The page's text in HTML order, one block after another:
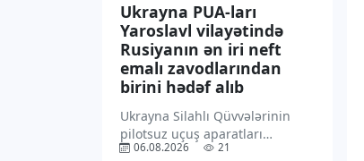
Ukrayna PUA-ları
Yaroslavl vilayətində
Rusiyanın ən iri neft
emalı zavodlarından
birini hədəf alıb
Ukrayna Silahlı Qüvvələrinin
pilotsuz uçuş aparatları
Rusiyanın Yaroslavl vilayətində
06.08.2026 21